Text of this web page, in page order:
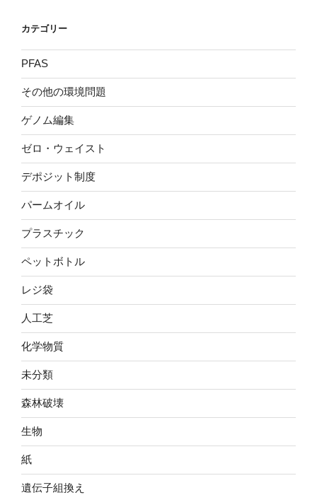
カテゴリー
PFAS
その他の環境問題
ゲノム編集
ゼロ・ウェイスト
デポジット制度
パームオイル
プラスチック
ペットボトル
レジ袋
人工芝
化学物質
未分類
森林破壊
生物
紙
遺伝子組換え